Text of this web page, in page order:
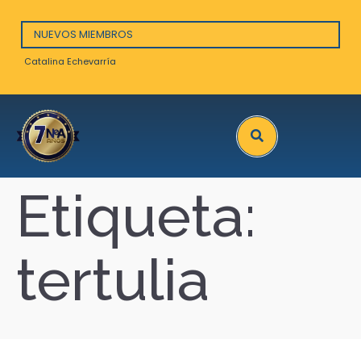
NUEVOS MIEMBROS
Catalina Echevarría
Search
Etiqueta:
tertulia